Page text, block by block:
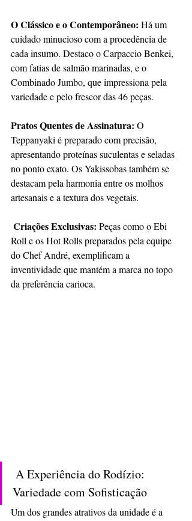
O Clássico e o Contemporâneo: Há um
cuidado minucioso com a procedência de
cada insumo. Destaco o Carpaccio Benkei,
com fatias de salmão marinadas, e o
Combinado Jumbo, que impressiona pela
variedade e pelo frescor das 46 peças.
Pratos Quentes de Assinatura: O
Teppanyaki é preparado com precisão,
apresentando proteínas suculentas e seladas
no ponto exato. Os Yakissobas também se
destacam pela harmonia entre os molhos
artesanais e a textura dos vegetais.
Criações Exclusivas: Peças como o Ebi
Roll e os Hot Rolls preparados pela equipe
do Chef André, exemplificam a
inventividade que mantém a marca no topo
da preferência carioca.
Variedade com Sofisticação
Um dos grandes atrativos da unidade é a